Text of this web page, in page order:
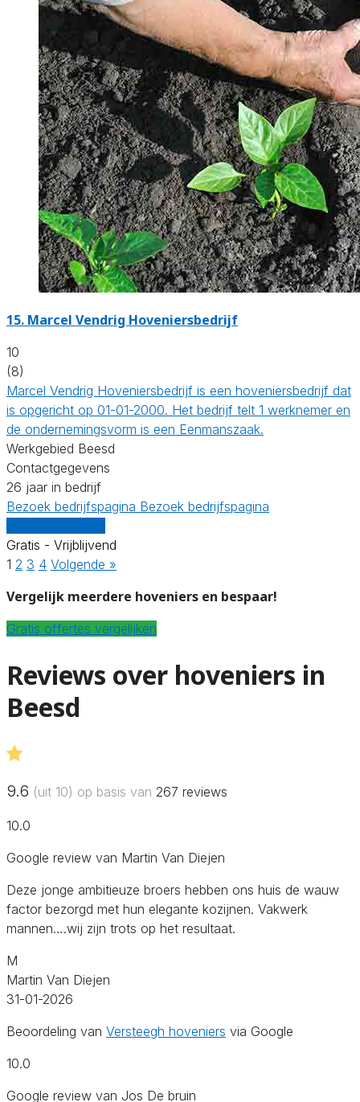
15. Marcel Vendrig Hoveniersbedrijf
10
(8)
Marcel Vendrig Hoveniersbedrijf is een hoveniersbedrijf dat
is opgericht op 01-01-2000. Het bedrijf telt 1 werknemer en
de ondernemingsvorm is een Eenmanszaak.
Werkgebied Beesd
Contactgegevens
26 jaar in bedrijf
Bezoek bedrijfspagina Bezoek bedrijfspagina
Gratis - Vrijblijvend
1 2 3 4 Volgende »
Vergelijk meerdere hoveniers en bespaar!
Gratis offertes vergelijken
Reviews over hoveniers in
Beesd
9.6 (uit 10) op basis van 267 reviews
10.0
Google review van Martin Van Diejen
Deze jonge ambitieuze broers hebben ons huis de wauw
factor bezorgd met hun elegante kozijnen. Vakwerk
mannen….wij zijn trots op het resultaat.
M
Martin Van Diejen
31-01-2026
Beoordeling van Versteegh hoveniers via Google
10.0
Google review van Jos De bruin